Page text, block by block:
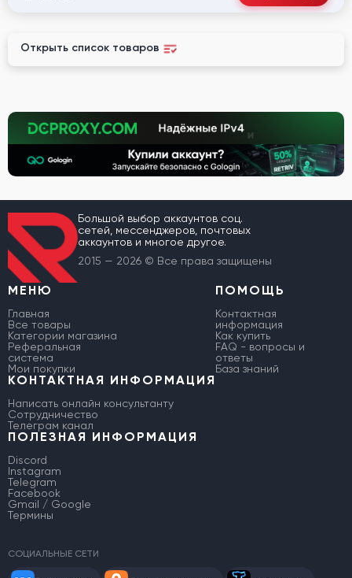
Открыть список товаров
Большой выбор аккаунтов соц.
сетей, мессенджеров, почтовых
аккаунтов и многое другое.
2015 — 2026 © Все права защищены
МЕНЮ
Главная
Все товары
Категории магазина
Реферальная
система
Мои покупки
ПОМОЩЬ
Контактная
информация
Как купить
FAQ - вопросы и
ответы
База знаний
КОНТАКТНАЯ ИНФОРМАЦИЯ
Написать онлайн консультанту
Сотрудничество
Телеграм канал
ПОЛЕЗНАЯ ИНФОРМАЦИЯ
Discord
Instagram
Telegram
Facebook
Gmail / Google
Термины
СОЦИАЛЬНЫЕ СЕТИ